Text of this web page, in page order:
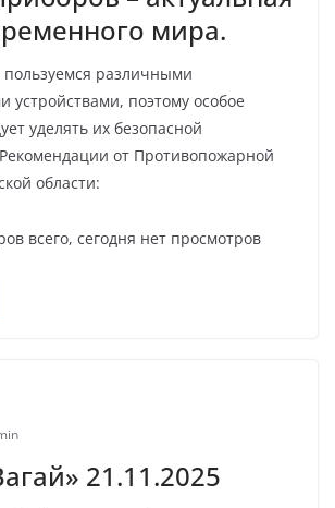
мира.
различными
устройствами, поэтому особое
уделять их безопасной
от Противопожарной
области:
всего, сегодня нет просмотров
21.11.2025